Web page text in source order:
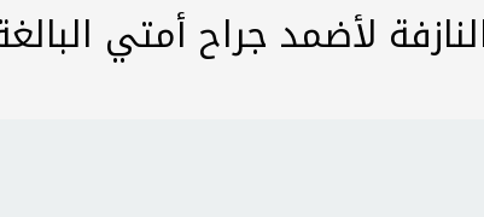
لأضمد جراح أمتي